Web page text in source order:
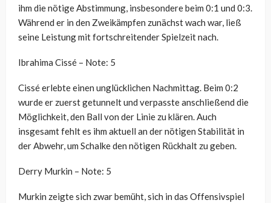
ihm die nötige Abstimmung, insbesondere beim 0:1 und 0:3.
Während er in den Zweikämpfen zunächst wach war, ließ
seine Leistung mit fortschreitender Spielzeit nach.
Ibrahima Cissé – Note: 5
Cissé erlebte einen unglücklichen Nachmittag. Beim 0:2
wurde er zuerst getunnelt und verpasste anschließend die
Möglichkeit, den Ball von der Linie zu klären. Auch
insgesamt fehlt es ihm aktuell an der nötigen Stabilität in
der Abwehr, um Schalke den nötigen Rückhalt zu geben.
Derry Murkin – Note: 5
Murkin zeigte sich zwar bemüht, sich in das Offensivspiel